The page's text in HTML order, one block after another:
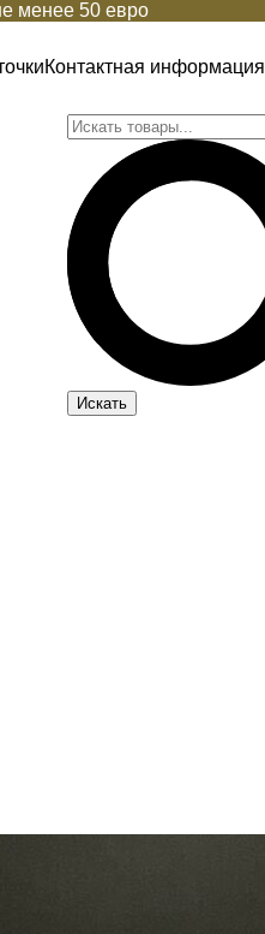
менее 50 евро
Контактная информация
Искать